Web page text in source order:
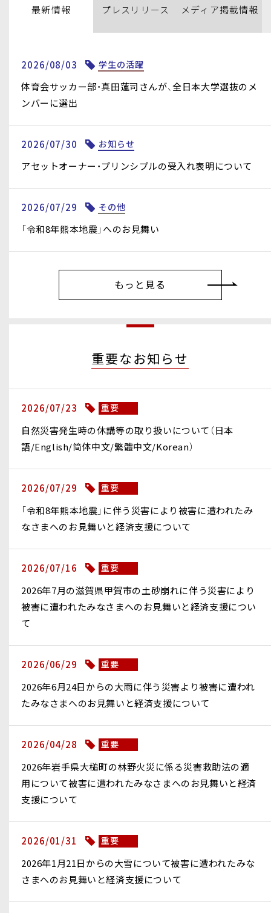
最新情報 プレス リリース メディア掲載情報
2026/08/03 学生の活躍
体育会サッカー部・真田蓮司さんが、全日本大学選抜のメ
ンバーに選出
2026/07/30 お知らせ
アセットオーナー・プリンシプルの受⼊れ表明について
2026/07/29 その他
「令和8年熊本地震」へのお見舞い
もっと見る
重要なお知らせ
2026/07/23 重要
自然災害発生時の休講等の取り扱いについて（日本
語/English/简体中文/繁體中文/Korean）
2026/07/29 重要
「令和8年熊本地震」に伴う災害により被害に遭われたみ
なさまへのお見舞いと経済支援について
2026/07/16 重要
2026年7月の滋賀県甲賀市の土砂崩れに伴う災害により
被害に遭われたみなさまへのお見舞いと経済支援につい
て
2026/06/29 重要
2026年6月24日からの大雨に伴う災害より被害に遭われ
たみなさまへのお見舞いと経済支援について
2026/04/28 重要
2026年岩手県大槌町の林野火災に係る災害救助法の適
用について被害に遭われたみなさまへのお見舞いと経済
支援について
2026/01/31 重要
2026年1月21日からの大雪について被害に遭われたみな
さまへのお見舞いと経済支援について